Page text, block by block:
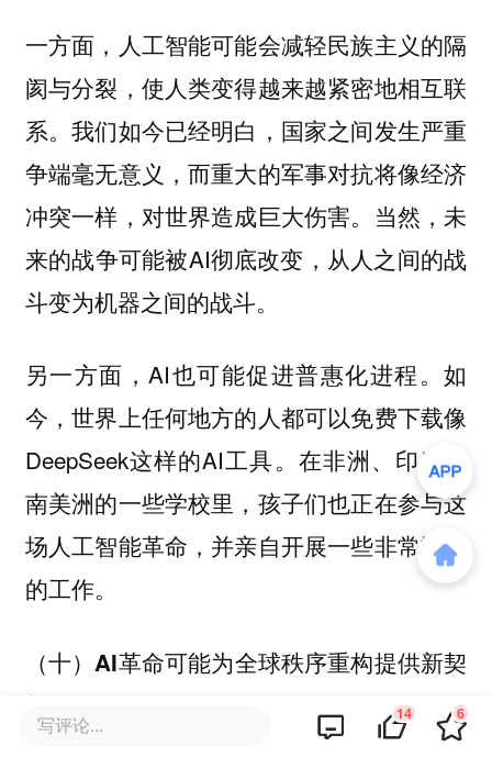
一方面，人工智能可能会减轻民族主义的隔
阂与分裂，使人类变得越来越紧密地相互联
系。我们如今已经明白，国家之间发生严重
争端毫无意义，而重大的军事对抗将像经济
冲突一样，对世界造成巨大伤害。当然，未
来的战争可能被AI彻底改变，从人之间的战
斗变为机器之间的战斗。
另一方面，AI也可能促进普惠化进程。如
今，世界上任何地方的人都可以免费下载像
DeepSeek这样的AI工具。在非洲、印度和
南美洲的一些学校里，孩子们也正在参与这
场人工智能革命，并亲自开展一些非常重要
的工作。
（十）AI革命可能为全球秩序重构提供新契
机
写评论... 14 6